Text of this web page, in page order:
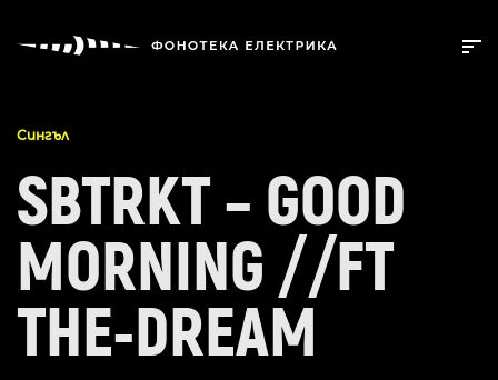
Сингъл
SBTRKT – GOOD
MORNING //FT
THE-DREAM